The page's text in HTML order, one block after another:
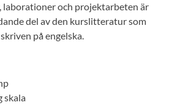
laborationer och projektarbeten är
del av den kurslitteratur som
på engelska.
skala